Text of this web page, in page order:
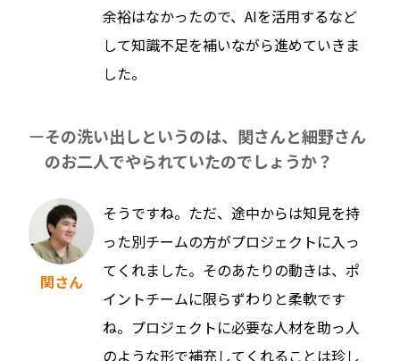
余裕はなかったので、AIを活用するなど
して知識不足を補いながら進めていきま
した。
その洗い出しというのは、関さんと細野さん
のお二人でやられていたのでしょうか？
関さん
そうですね。ただ、途中からは知見を持
った別チームの方がプロジェクトに入っ
てくれました。そのあたりの動きは、ポ
イントチームに限らずわりと柔軟です
ね。プロジェクトに必要な人材を助っ人
のような形で補充してくれることは珍し